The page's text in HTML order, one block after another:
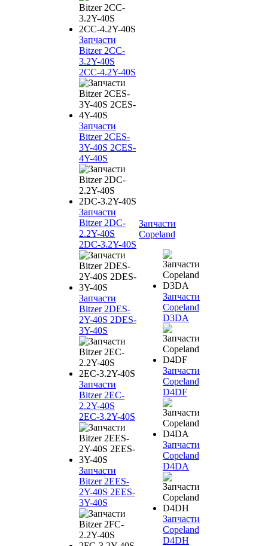
Запчасти
Bitzer 2CC-
3.2Y-40S
2CC-4.2Y-40S
Запчасти
Bitzer 2CES-
3Y-40S 2CES-
4Y-40S
Запчасти
Bitzer 2DC-
2.2Y-40S
2DC-3.2Y-40S
Запчасти
Bitzer 2DES-
2Y-40S 2DES-
3Y-40S
Запчасти
Bitzer 2EC-
2.2Y-40S
2EC-3.2Y-40S
Запчасти
Bitzer 2EES-
2Y-40S 2EES-
3Y-40S
Запчасти
Copeland
Запчасти
Copeland
D3DA
Запчасти
Copeland
D4DF
Запчасти
Copeland
D4DA
Запчасти
Copeland
D4DH